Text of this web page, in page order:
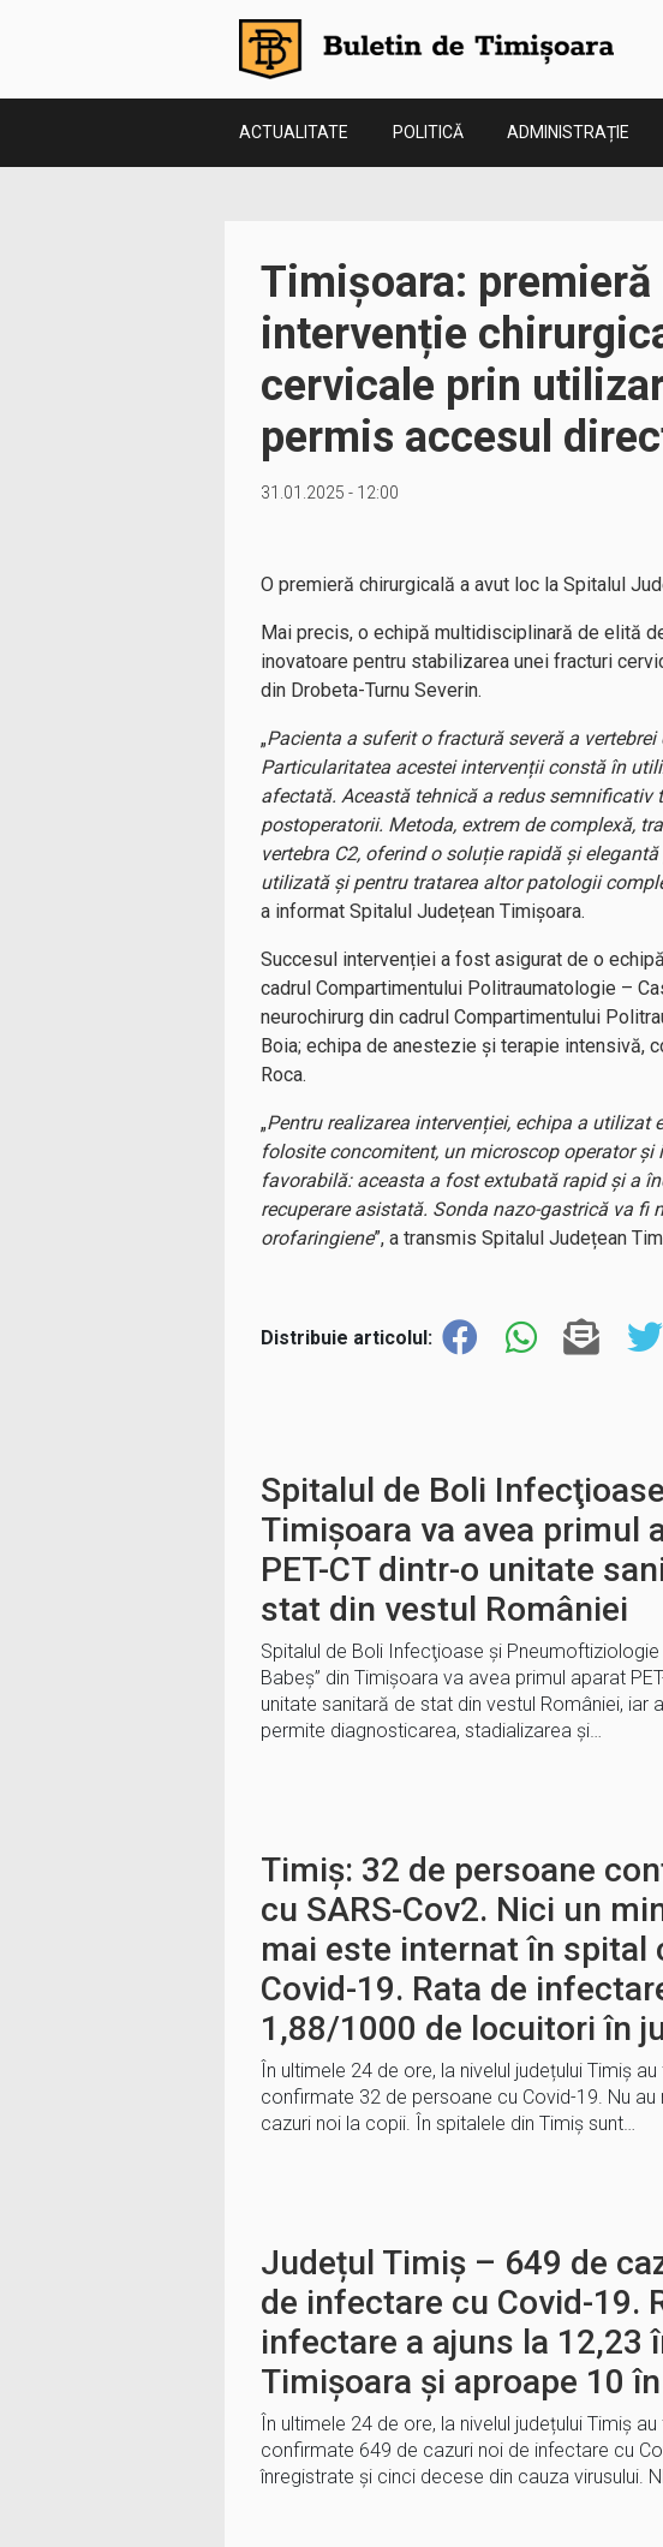
ACTUALITATE POLITICĂ ADMINISTRAȚIE
Timișoara:
intervenție
cervicale prin
permis accesul
31.01.2025 - 12:00
O premieră chirurgicală a avut loc la Spitalul
Mai precis, o echipă multidisciplinară de elită
inovatoare pentru stabilizarea unei fracturi
din Drobeta-Turnu Severin.
„Pacienta a suferit o fractură severă a
Particularitatea acestei intervenții constă în
afectată. Această tehnică a redus
postoperatorii. Metoda, extrem de complexă,
vertebra C2, oferind o soluție rapidă și
utilizată și pentru tratarea altor patologii
a informat Spitalul Județean Timișoara.
Succesul intervenției a fost asigurat de o
cadrul Compartimentului Politraumatologie –
neurochirurg din cadrul Compartimentului
Boia; echipa de anestezie și terapie intensivă,
Roca.
„Pentru realizarea intervenției, echipa a
folosite concomitent, un microscop operator
favorabilă: aceasta a fost extubată rapid și a
recuperare asistată. Sonda nazo-gastrică va
orofaringiene”, a transmis Spitalul Județean
Distribuie articolul:
Spitalul de Boli Infecţioase
Timişoara va avea primul
PET-CT dintr-o unitate
stat din vestul României
Spitalul de Boli Infecţioase şi Pneumoftiziologie
Babeş” din Timişoara va avea primul aparat
unitate sanitară de stat din vestul României, iar
permite diagnosticarea, stadializarea şi…
Timiș: 32 de persoane
cu SARS-Cov2. Nici un
mai este internat în spital
Covid-19. Rata de
1,88/1000 de locuitori în
În ultimele 24 de ore, la nivelul județului Timiș
confirmate 32 de persoane cu Covid-19. Nu au
cazuri noi la copii. În spitalele din Timiș sunt…
Județul Timiș – 649 de
de infectare cu Covid-19.
infectare a ajuns la 12,23
Timișoara și aproape 10
În ultimele 24 de ore, la nivelul județului Timiș
confirmate 649 de cazuri noi de infectare cu
înregistrate și cinci decese din cauza virusului.